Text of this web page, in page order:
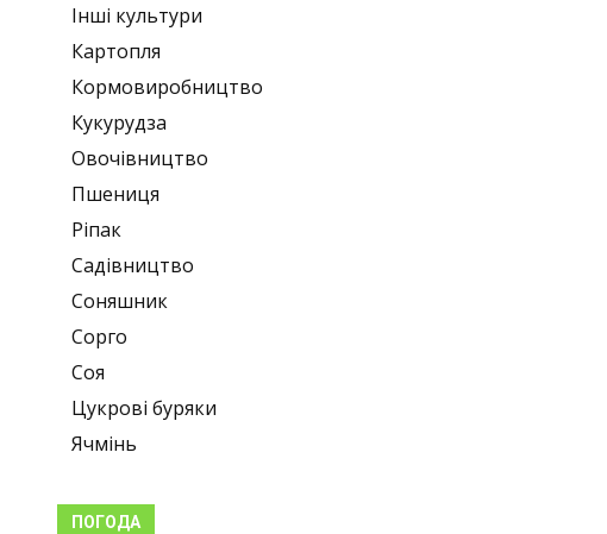
Інші культури
Картопля
Кормовиробництво
Кукурудза
Овочівництво
Пшениця
Ріпак
Садівництво
Соняшник
Сорго
Соя
Цукрові буряки
Ячмінь
ПОГОДА